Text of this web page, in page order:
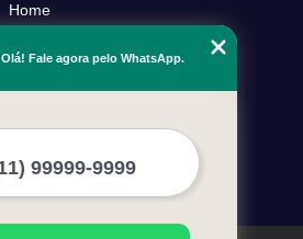
Home
Missão
Mais Serviços
Olá! Fale agora pelo WhatsApp.